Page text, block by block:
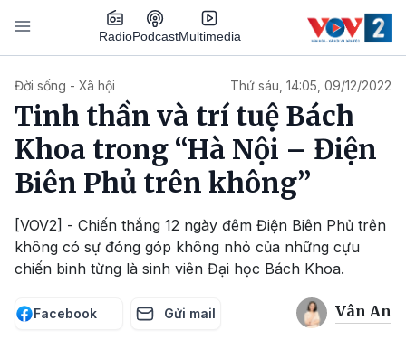
Nhảy đến nội dung
RadioPodcastMultimedia
Đời sống - Xã hội Thứ sáu, 14:05, 09/12/2022
Tinh thần và trí tuệ Bách
Khoa trong “Hà Nội – Điện
Biên Phủ trên không”
[VOV2] - Chiến thắng 12 ngày đêm Điện Biên Phủ trên
không có sự đóng góp không nhỏ của những cựu
chiến binh từng là sinh viên Đại học Bách Khoa.
Facebook Gửi mail Vân An